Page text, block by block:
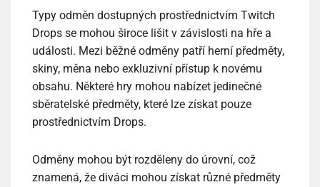
Typy odměn dostupných prostřednictvím Twitch
Drops se mohou široce lišit v závislosti na hře a
události. Mezi běžné odměny patří herní předměty,
skiny, měna nebo exkluzivní přístup k novému
obsahu. Některé hry mohou nabízet jedinečné
sběratelské předměty, které lze získat pouze
prostřednictvím Drops.
Odměny mohou být rozděleny do úrovní, což
znamená, že diváci mohou získat různé předměty